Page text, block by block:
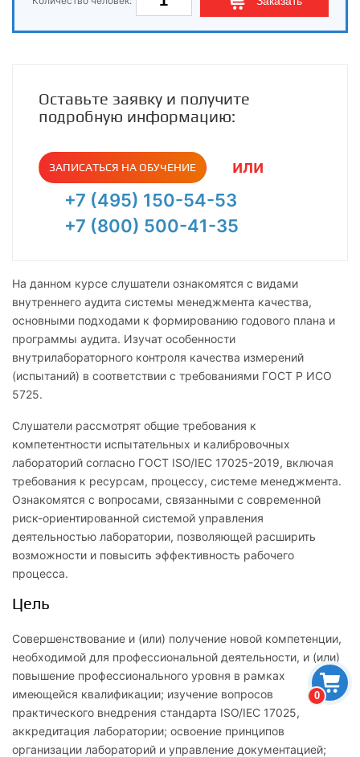
0
Оставьте заявку и получите
подробную информацию:
ЗАПИСАТЬСЯ НА ОБУЧЕНИЕ
или
+7 (495) 150-54-53
+7 (800) 500-41-35
На данном курсе слушатели ознакомятся с видами
внутреннего аудита системы менеджмента качества,
основными подходами к формированию годового плана и
программы аудита. Изучат особенности
внутрилабораторного контроля качества измерений
(испытаний) в соответствии с требованиями ГОСТ Р ИСО
5725.
Слушатели рассмотрят общие требования к
компетентности испытательных и калибровочных
лабораторий согласно ГОСТ ISO/IEC 17025-2019, включая
требования к ресурсам, процессу, системе менеджмента.
Ознакомятся с вопросами, связанными с современной
риск-ориентированной системой управления
деятельностью лаборатории, позволяющей расширить
возможности и повысить эффективность рабочего
процесса.
Цель
Совершенствование и (или) получение новой компетенции,
необходимой для профессиональной деятельности, и (или)
повышение профессионального уровня в рамках
имеющейся квалификации; изучение вопросов
практического внедрения стандарта ISO/IEC 17025,
аккредитация лаборатории; освоение принципов
организации лабораторий и управление документацией;